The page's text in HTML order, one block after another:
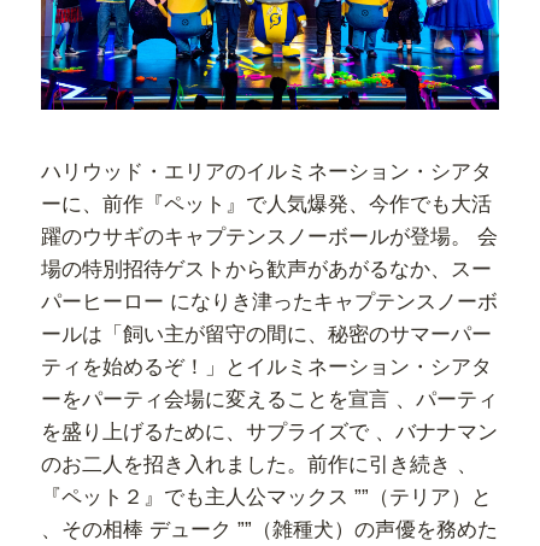
ハリウッド・エリアのイルミネーション・シアタ
ーに、前作『ペット』で人気爆発、今作でも大活
躍のウサギのキャプテンスノーボールが登場。 会
場の特別招待ゲストから歓声があがるなか、スー
パーヒーロー になりき津ったキャプテンスノーボ
ールは「飼い主が留守の間に、秘密のサマーパー
ティを始めるぞ！」とイルミネーション・シアタ
ーをパーティ会場に変えることを宣言 、パーティ
を盛り上げるために、サプライズで 、バナナマン
のお二人を招き入れました。前作に引き続き 、
『ペット２』でも主人公マックス ””（テリア）と
、その相棒 デューク ””（雑種犬）の声優を務めた